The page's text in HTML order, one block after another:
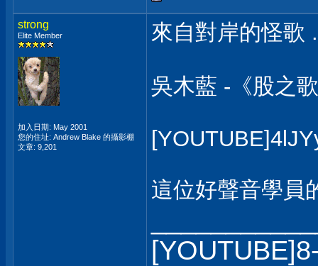
strong
Elite Member
加入日期: May 2001
您的住址: Andrew Blake 的攝影棚
文章: 9,201
來自對岸的怪歌
吳木藍 -《股之
這位好聲音學員